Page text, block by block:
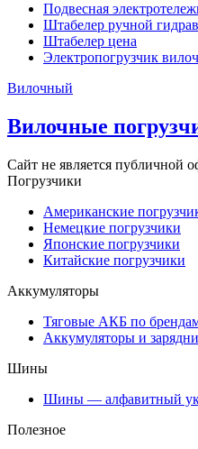
Подвесная
Штабелер ручной
Штабелер цена
Электропогрузчик
Вилочный
Вилочные
Сайт не является публичной
Погрузчики
Американские
Немецкие погрузчики
Японские погрузчики
Китайские погрузчики
Аккумуляторы
Тяговые АКБ по
Аккумуляторы и
Шины
Шины — алфавитный
Полезное